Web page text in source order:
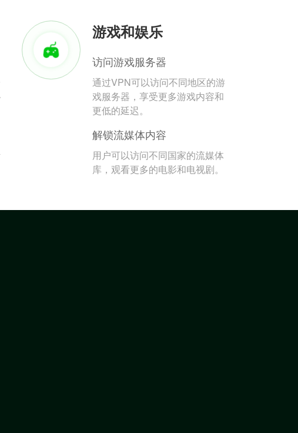
游戏和娱乐
访问游戏服务器
通过VPN可以访问不同地区的游
戏服务器，享受更多游戏内容和
更低的延迟。
解锁流媒体内容
用户可以访问不同国家的流媒体
库，观看更多的电影和电视剧。